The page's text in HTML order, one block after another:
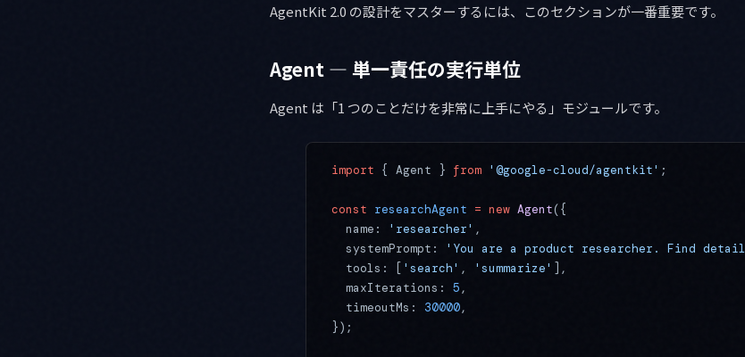
AgentKit 2.0 の設計をマスターするには、このセクションが一番重要です。
Agent — 単一責任の実行単位
Agent は「1 つのことだけを非常に上手にやる」モジュールです。
import { Agent } from '@google-cloud/agentkit' ;
const researchAgent = new Agent({
  name:
'researcher' ,
  systemPrompt:
'You are a product researcher. Find
  tools: [
'search' , 'summarize' ],
  maxIterations:
5 ,
  timeoutMs:
30000,
});